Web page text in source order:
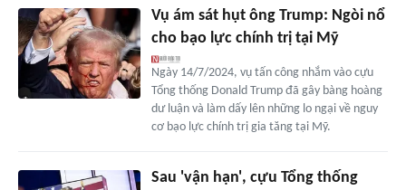
Vụ ám sát hụt ông Trump: Ngòi nổ
cho bạo lực chính trị tại Mỹ
Ngày 14/7/2024, vụ tấn công nhắm vào cựu
Tổng thống Donald Trump đã gây bàng hoàng
dư luận và làm dấy lên những lo ngại về nguy
cơ bạo lực chính trị gia tăng tại Mỹ.
Sau 'vận hạn', cựu Tổng thống